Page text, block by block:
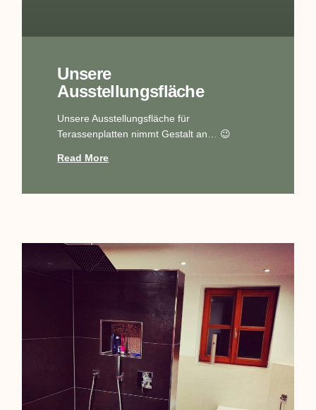
Unsere
Ausstellungsfläche
Unsere Ausstellungsfläche für
Terassenplatten nimmt Gestalt an… 😉
Read More